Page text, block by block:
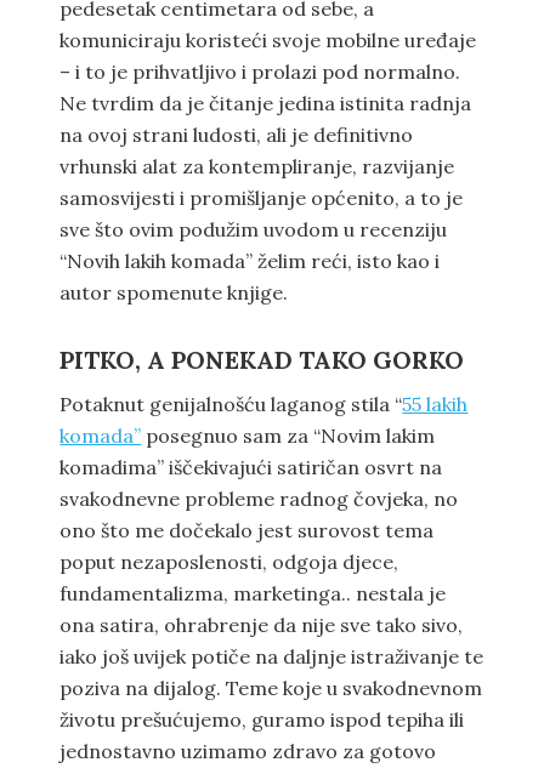
pedesetak centimetara od sebe, a
komuniciraju koristeći svoje mobilne uređaje
– i to je prihvatljivo i prolazi pod normalno.
Ne tvrdim da je čitanje jedina istinita radnja
na ovoj strani ludosti, ali je definitivno
vrhunski alat za kontempliranje, razvijanje
samosvijesti i promišljanje općenito, a to je
sve što ovim podužim uvodom u recenziju
“Novih lakih komada” želim reći, isto kao i
autor spomenute knjige.
PITKO, A PONEKAD TAKO GORKO
Potaknut genijalnošću laganog stila “55 lakih
komada” posegnuo sam za “Novim lakim
komadima” iščekivajući satiričan osvrt na
svakodnevne probleme radnog čovjeka, no
ono što me dočekalo jest surovost tema
poput nezaposlenosti, odgoja djece,
fundamentalizma, marketinga.. nestala je
ona satira, ohrabrenje da nije sve tako sivo,
iako još uvijek potiče na daljnje istraživanje te
poziva na dijalog. Teme koje u svakodnevnom
životu prešućujemo, guramo ispod tepiha ili
jednostavno uzimamo zdravo za gotovo